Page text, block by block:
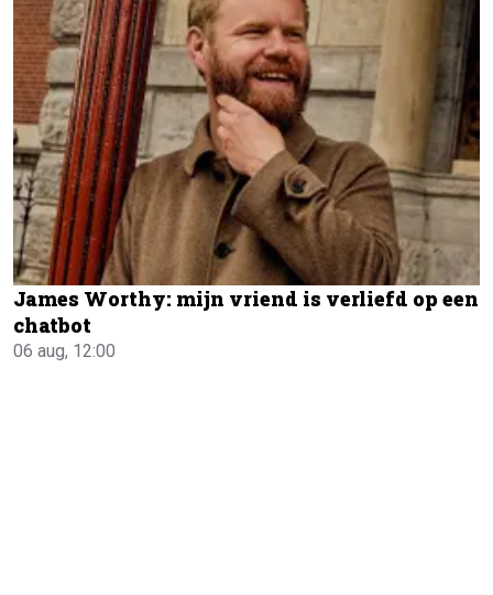
James Worthy: mijn vriend is verliefd op een
chatbot
06 aug, 12:00